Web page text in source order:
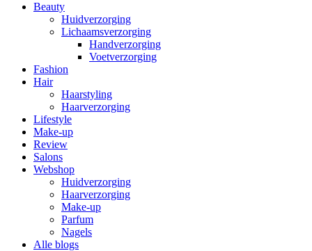
Beauty
Huidverzorging
Lichaamsverzorging
Handverzorging
Voetverzorging
Fashion
Hair
Haarstyling
Haarverzorging
Lifestyle
Make-up
Review
Salons
Webshop
Huidverzorging
Haarverzorging
Make-up
Parfum
Nagels
Alle blogs